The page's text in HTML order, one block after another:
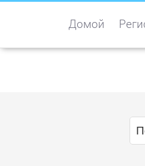
Домой